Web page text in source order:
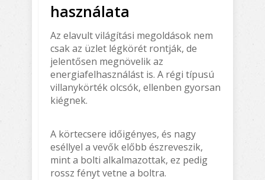
használata
Az elavult világítási megoldások nem
csak az üzlet légkörét rontják, de
jelentősen megnövelik az
energiafelhasználást is. A régi típusú
villanykörték olcsók, ellenben gyorsan
kiégnek.
A körtecsere időigényes, és nagy
eséllyel a vevők előbb észreveszik,
mint a bolti alkalmazottak, ez pedig
rossz fényt vetne a boltra.